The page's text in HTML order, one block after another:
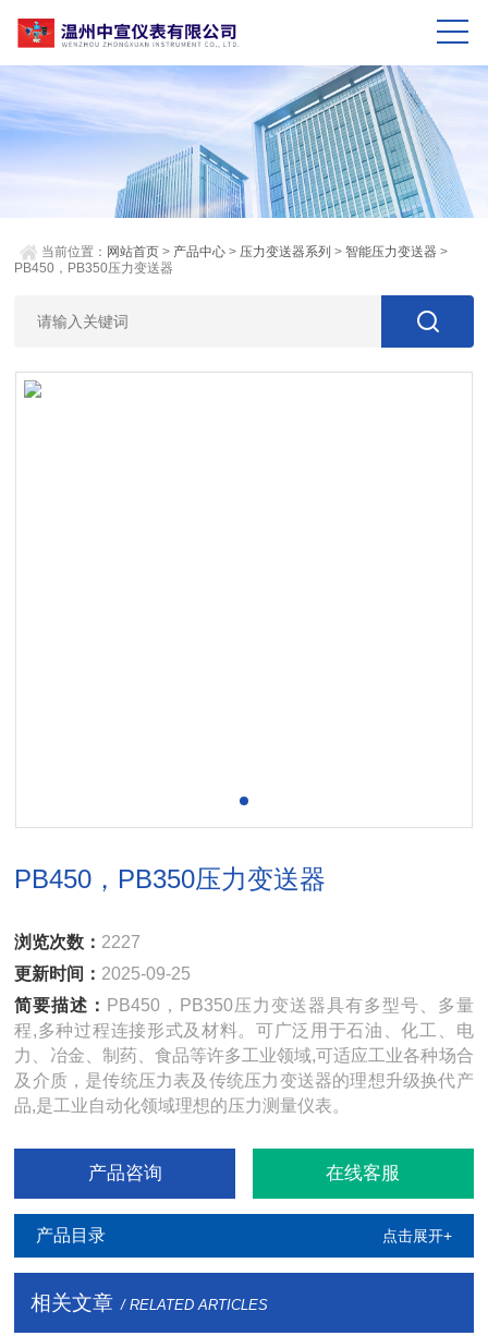
当前位置： 网站首页 > 产品中心 > 压力变送器系列 >智能压力变送器 >
PB450，PB350压力变送器
PB450，PB350压力变送器
浏览次数： 2227
更新时间： 2025-09-25
简要描述： PB450，PB350压力变送器具有多型号、多量
程,多种过程连接形式及材料。可广泛用于石油、化工、电
力、冶金、制药、食品等许多工业领域,可适应工业各种场合
及介质，是传统压力表及传统压力变送器的理想升级换代产
品,是工业自动化领域理想的压力测量仪表。
产品咨询 在线客服
产品目录 点击展开+
相关文章 / RELATED ARTICLES